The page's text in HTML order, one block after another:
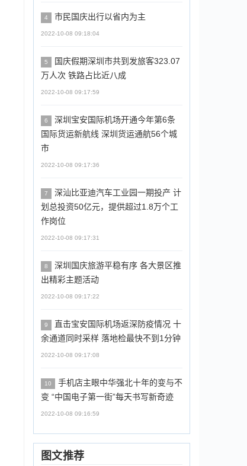
4 市民国庆出行以省内为主
2022-10-08 09:18:04
5
国庆假期深圳市共到发旅客323.07
万人次 铁路占比近八成
2022-10-08 09:17:59
6
深圳宝安国际机场开通今年第6条
国际货运新航线 深圳货运通航56个城
市
2022-10-08 09:17:36
7
深汕比亚迪汽车工业园一期投产 计
划总投资50亿元，提供超过1.8万个工
作岗位
2022-10-08 09:17:31
8
深圳国庆旅游平稳有序 各大景区推
出精彩主题活动
2022-10-08 09:17:22
9
直击宝安国际机场返深防疫情况 十
余通道同时采样 落地检最快不到1分钟
2022-10-08 09:17:08
10
手机店主眼中华强北十年的变与不
变 “中国电子第一街”每天书写新奇迹
2022-10-08 09:16:59
图文推荐